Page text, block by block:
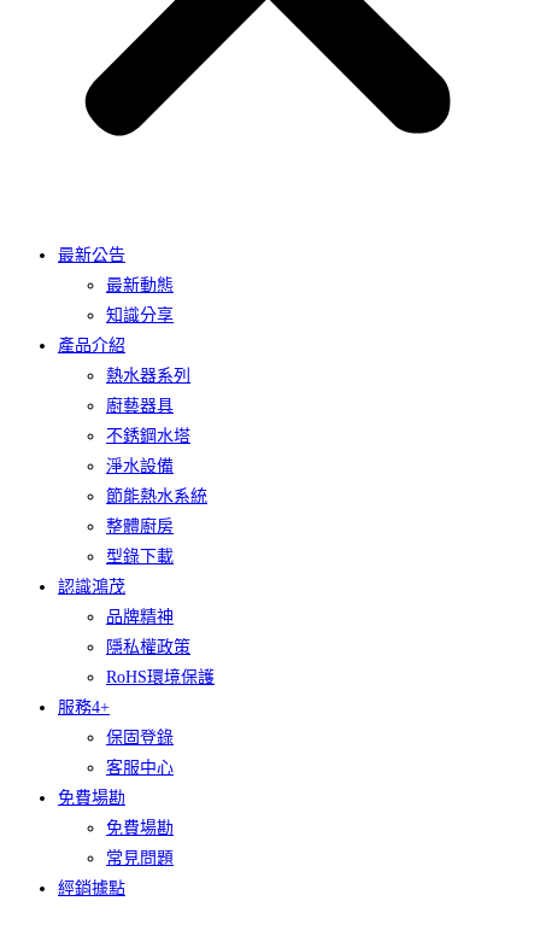
最新公告
最新動態
知識分享
產品介紹
熱水器系列
廚藝器具
不銹鋼水塔
淨水設備
節能熱水系統
整體廚房
型錄下載
認識鴻茂
品牌精神
隱私權政策
RoHS環境保護
服務4+
保固登錄
客服中心
免費場勘
免費場勘
常見問題
經銷據點